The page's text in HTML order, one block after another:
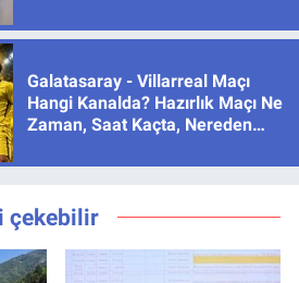
Galatasaray - Villarreal Maçı
Hangi Kanalda? Hazırlık Maçı Ne
Zaman, Saat Kaçta, Nereden
çekebilir